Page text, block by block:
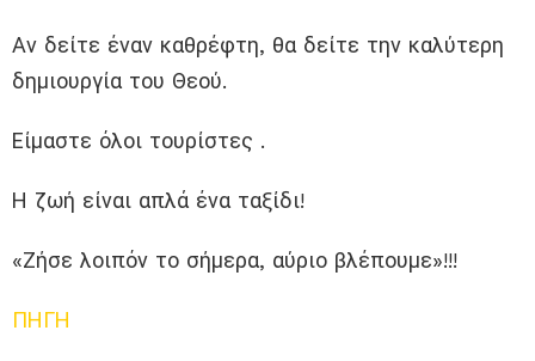
Αν δείτε έναν καθρέφτη, θα δείτε την καλύτερη
δημιουργία του Θεού.
Είμαστε όλοι τουρίστες .
Η ζωή είναι απλά ένα ταξίδι!
«Ζήσε λοιπόν το σήμερα, αύριο βλέπουμε»!!!
ΠΗΓΗ